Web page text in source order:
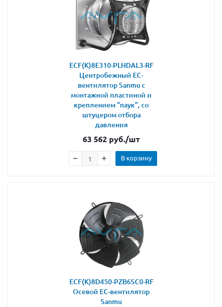
ECF(K)8E310-PLHDAL3-RF
Центробежный ЕС-
вентилятор Sanmu с
монтажной пластиной и
креплением "паук", со
штуцером отбора
давления
63 562 руб./шт
В корзину
ECF(K)8D450-PZB6SC0-RF
Осевой ЕС-вентилятор
Sanmu